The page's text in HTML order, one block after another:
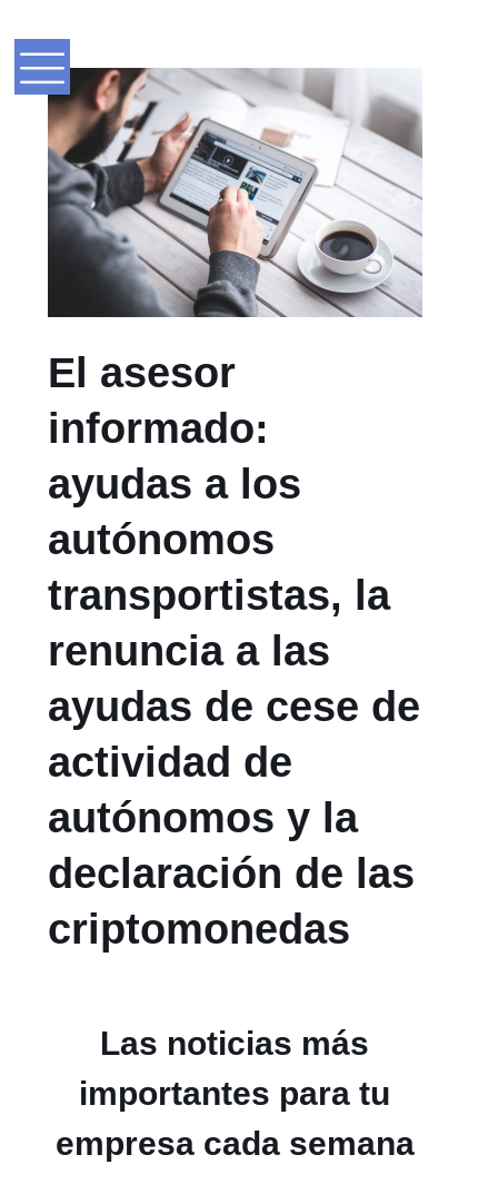
El asesor
informado:
ayudas a los
autónomos
transportistas, la
renuncia a las
ayudas de cese de
actividad de
autónomos y la
declaración de las
criptomonedas
Las noticias más
importantes para tu
empresa cada semana